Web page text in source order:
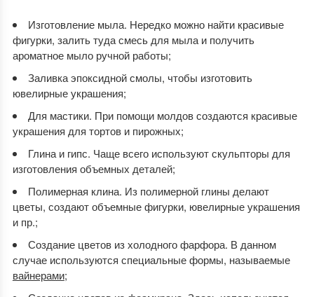
Изготовление мыла. Нередко можно найти красивые
фигурки, залить туда смесь для мыла и получить
ароматное мыло ручной работы;
Заливка эпоксидной смолы, чтобы изготовить
ювелирные украшения;
Для мастики. При помощи молдов создаются красивые
украшения для тортов и пирожных;
Глина и гипс. Чаще всего используют скульпторы для
изготовления объемных деталей;
Полимерная клина. Из полимерной глины делают
цветы, создают объемные фигурки, ювелирные украшения
и пр.;
Создание цветов из холодного фарфора. В данном
случае используются специальные формы, называемые
вайнерами;